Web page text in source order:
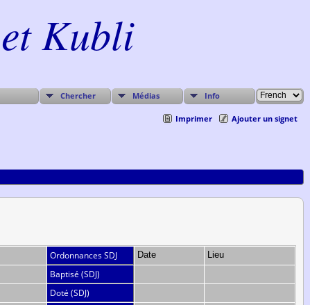
Kubli
Chercher Médias Info
Imprimer Ajouter un signet
Ordonnances SDJ Date Lieu
Baptisé (SDJ)
Doté (SDJ)